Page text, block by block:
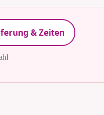
& Zeiten